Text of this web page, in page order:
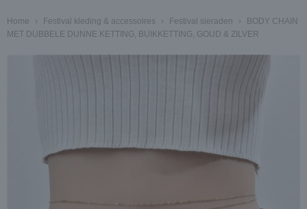
Home › Festival kleding & accessoires › Festival sieraden ›
BODY CHAIN
MET DUBBELE DUNNE KETTING, BUIKKETTING, GOUD & ZILVER